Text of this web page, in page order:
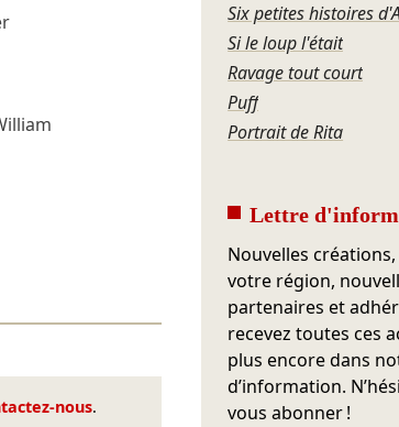
nous.
Six petites histoires
Si le loup l'était
Ravage tout court
Puff
Portrait de Rita
Lettre
Nouvelles
votre région,
partenaires et
recevez toutes ces
plus encore dans
d’information.
vous abonner !